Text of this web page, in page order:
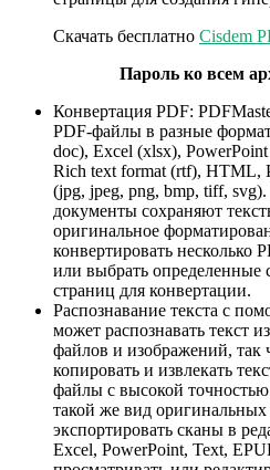
Скачать бесплатно Cisdem
Пароль ко всем
Конвертация PDF:
PDF-файлы в разные
doc), Excel (xlsx),
Rich text format (rtf), HTML,
(jpg, jpeg, png, bmp, tiff,
документы сохраняют
оригинальное
конвертировать несколько
или выбрать определенные
страниц для конвертации.
Распознавание текста с
может распознавать текст
файлов и изображений, так
копировать и извлекать
файлы с высокой
такой же вид
экспортировать сканы в
Excel, PowerPoint, Text,